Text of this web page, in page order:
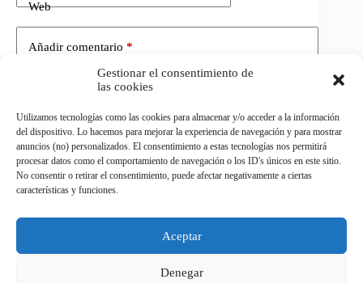
Gestionar el consentimiento de
las cookies
Utilizamos tecnologías como las cookies para almacenar y/o acceder a la información
del dispositivo. Lo hacemos para mejorar la experiencia de navegación y para mostrar
anuncios (no) personalizados. El consentimiento a estas tecnologías nos permitirá
procesar datos como el comportamiento de navegación o los ID's únicos en este sitio.
No consentir o retirar el consentimiento, puede afectar negativamente a ciertas
características y funciones.
Aceptar
Denegar
Web
Añadir comentario *
Publicar el comentario
Todos los derechos reservados.